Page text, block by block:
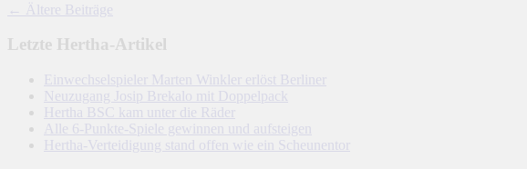
←
Ältere Beiträge
Letzte Hertha-Artikel
Einwechselspieler Marten Winkler erlöst Berliner
Neuzugang Josip Brekalo mit Doppelpack
Hertha BSC kam unter die Räder
Alle 6-Punkte-Spiele gewinnen und aufsteigen
Hertha-Verteidigung stand offen wie ein Scheunentor